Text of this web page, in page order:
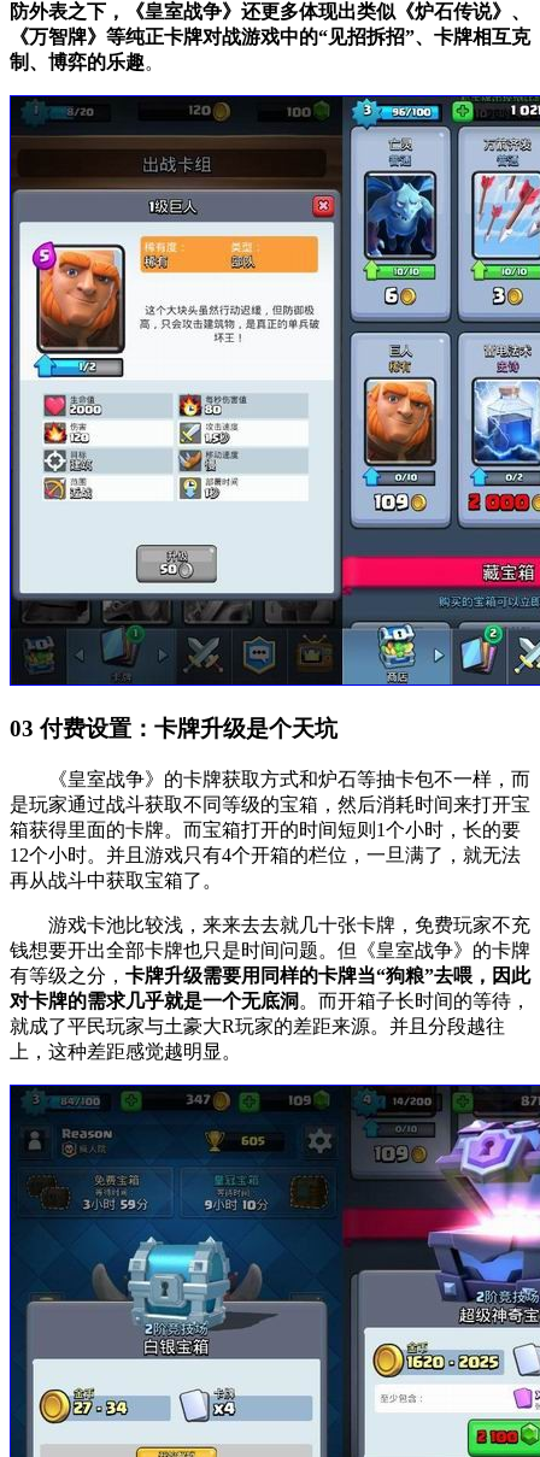
防外表之下，《皇室战争》还更多体现出类似《炉石传说》、
《万智牌》等纯正卡牌对战游戏中的“见招拆招”、卡牌相互克
制、博弈的乐趣。
03 付费设置：卡牌升级是个天坑
《皇室战争》的卡牌获取方式和炉石等抽卡包不一样，而
是玩家通过战斗获取不同等级的宝箱，然后消耗时间来打开宝
箱获得里面的卡牌。而宝箱打开的时间短则1个小时，长的要
12个小时。并且游戏只有4个开箱的栏位，一旦满了，就无法
再从战斗中获取宝箱了。
游戏卡池比较浅，来来去去就几十张卡牌，免费玩家不充
钱想要开出全部卡牌也只是时间问题。但《皇室战争》的卡牌
有等级之分， 卡牌升级需要用同样的卡牌当“狗粮”去喂，因此
对卡牌的需求几乎就是一个无底洞 。而开箱子长时间的等待，
就成了平民玩家与土豪大R玩家的差距来源。并且分段越往
上，这种差距感觉越明显。